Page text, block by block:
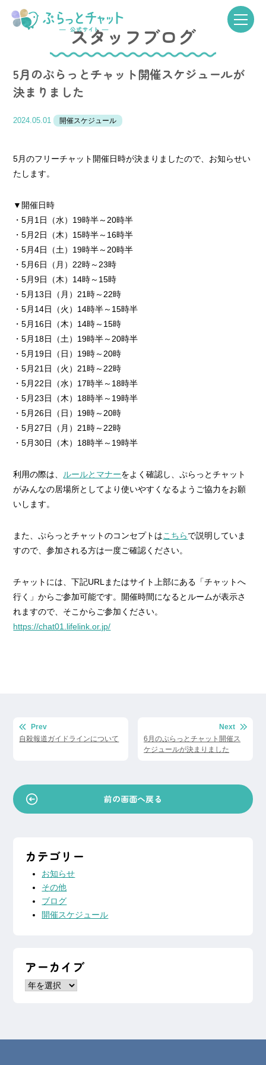
スタッフブログ
5月のぷらっとチャット開催スケジュールが
決まりました
2024.05.01 開催スケジュール
5月のフリーチャット開催日時が決まりましたので、お知らせい
たします。
▼開催日時
・5月1日（水）19時半～20時半
・5月2日（木）15時半～16時半
・5月4日（土）19時半～20時半
・5月6日（月）22時～23時
・5月9日（木）14時～15時
・5月13日（月）21時～22時
・5月14日（火）14時半～15時半
・5月16日（木）14時～15時
・5月18日（土）19時半～20時半
・5月19日（日）19時～20時
・5月21日（火）21時～22時
・5月22日（水）17時半～18時半
・5月23日（木）18時半～19時半
・5月26日（日）19時～20時
・5月27日（月）21時～22時
・5月30日（木）18時半～19時半
利用の際は、 ルールとマナーをよく確認し、ぷらっとチャット
がみんなの居場所としてより使いやすくなるようご協力をお願
いします。
また、ぷらっとチャットのコンセプトはこちらで説明していま
すので、参加される方は一度ご確認ください。
チャットには、下記URLまたはサイト上部にある「チャットへ
行く」からご参加可能です。開催時間になるとルームが表示さ
れますので、そこからご参加ください。
https://chat01.lifelink.or.jp/
Prev
自殺報道ガイドラインについて
Next
6月のぷらっとチャット開催ス
ケジュールが決まりました
前の画面へ戻る
カテゴリー
お知らせ
その他
ブログ
開催スケジュール
アーカイブ
ア
ー